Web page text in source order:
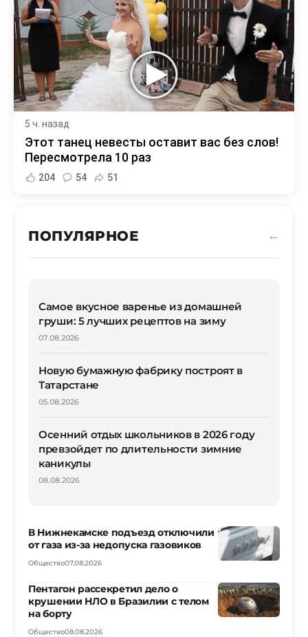
5 ч. назад
Этот танец невесты оставит вас без слов!
Пересмотрела 10 раз
204 54 51
ПОПУЛЯРНОЕ
Самое вкусное варенье из домашней
груши: 5 лучших рецептов на зиму
07.08.2026
Новую бумажную фабрику построят в
Татарстане
05.08.2026
Осенний отдых школьников в 2026 году
превзойдет по длительности зимние
каникулы
08.08.2026
В Нижнекамске подъезд отключили
от газа из-за недопуска газовиков
Общество07.08.2026
Пентагон рассекретил дело о
крушении НЛО в Бразилии с телом
на борту
Общество08.08.2026